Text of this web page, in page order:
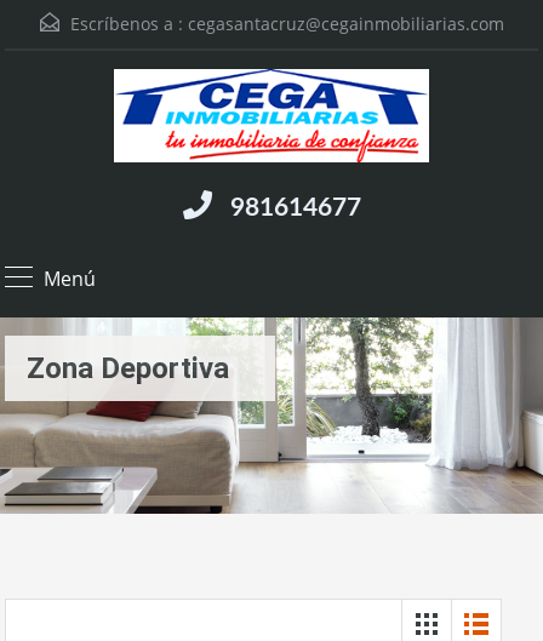
Escríbenos a : cegasantacruz@cegainmobiliarias.com
981614677
Menú
Zona Deportiva